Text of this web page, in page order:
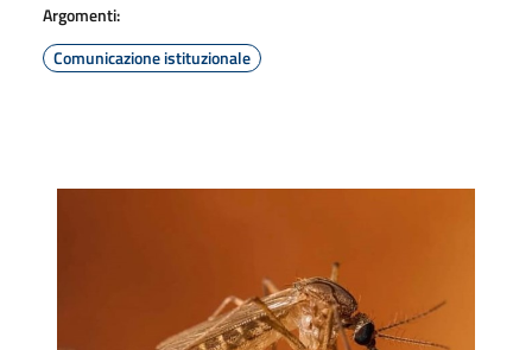
Argomenti:
Comunicazione istituzionale